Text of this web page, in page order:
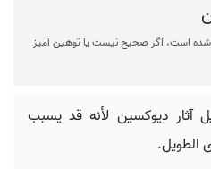
است، اگر صحیح نیست یا توهین آمیز
آثار ديوكسين لأنه قد يسبب
الطويل.